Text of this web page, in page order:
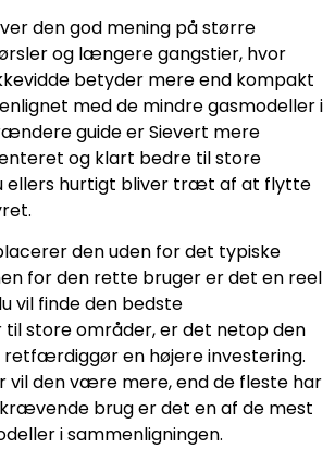
den god mening på større
og længere gangstier, hvor
betyder mere end kompakt
med de mindre gasmodeller i
guide er Sievert mere
og klart bedre til store
ellers hurtigt bliver træt af at flytte
den uden for det typiske
for den rette bruger er det en reel
vil finde den bedste
store områder, er det netop den
retfærdiggør en højere investering.
vil den være mere, end de fleste har
brug er det en af de mest
i sammenligningen.